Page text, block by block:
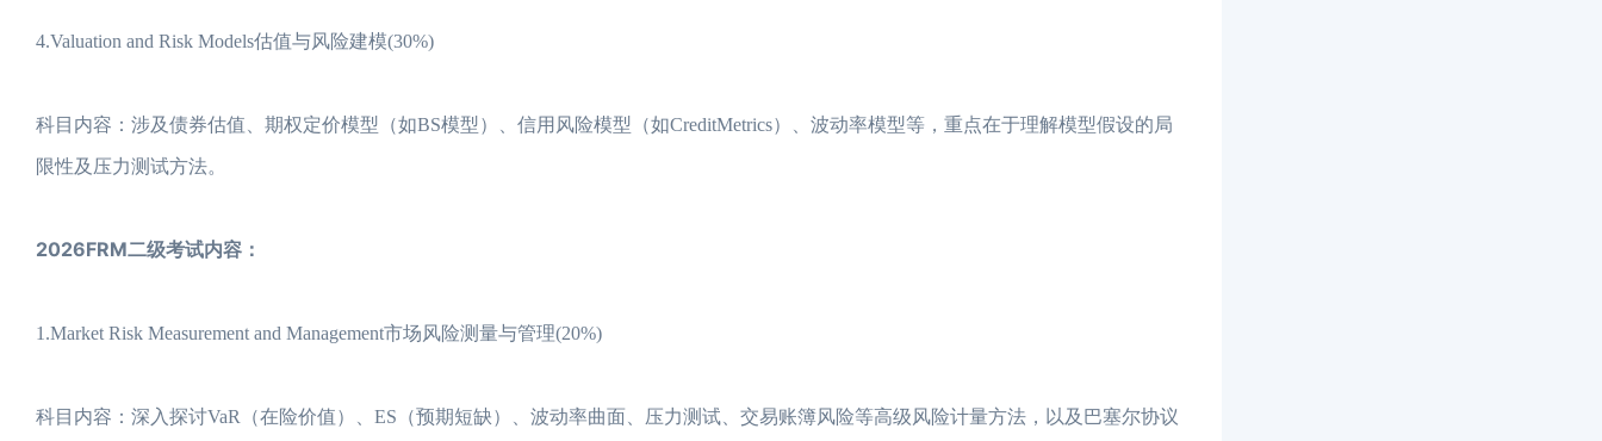
4.Valuation and Risk Models估值与风险建模(30%)
科目内容：涉及债券估值、期权定价模型（如BS模型）、信用风险模型（如CreditMetrics）、波动率模型等，重点在于理解模型假设的局
限性及压力测试方法。
2026FRM二级考试内容：
1.Market Risk Measurement and Management市场风险测量与管理(20%)
科目内容：深入探讨VaR（在险价值）、ES（预期短缺）、波动率曲面、压力测试、交易账簿风险等高级风险计量方法，以及巴塞尔协议